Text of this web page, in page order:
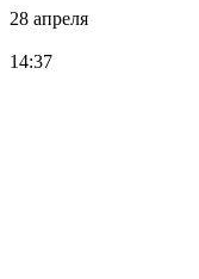
28 апреля
14:37